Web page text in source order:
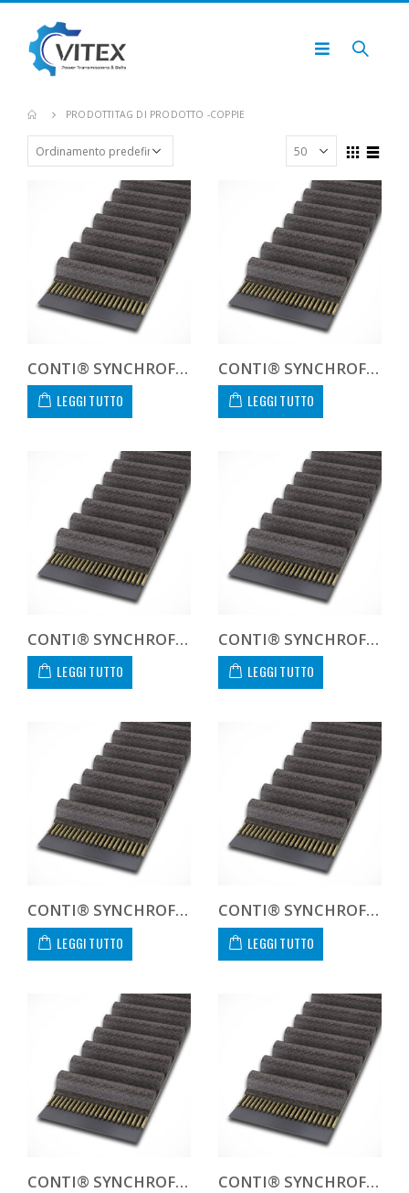
PRODOTTITAG DI PRODOTTO -COPPIE
CONTI® SYNCHROFORCE CXA CTD8128012CXA
LEGGI TUTTO
CONTI® SYNCHROFORCE CXA CTD8128021CXA
LEGGI TUTTO
CONTI® SYNCHROFORCE CXA CTD81280CXA CUSTOM
LEGGI TUTTO
CONTI® SYNCHROFORCE CXA CTD828812CXA
LEGGI TUTTO
CONTI® SYNCHROFORCE CXA CTD828821CXA
LEGGI TUTTO
CONTI® SYNCHROFORCE CXA CTD8288CXA CUSTOM
LEGGI TUTTO
CONTI® SYNCHROFORCE CXA CTD835212CXA CONTI® SYNCHROFORCE CXA CTD835221CXA